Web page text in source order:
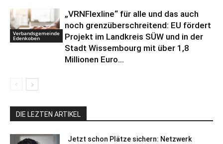
Verbandsgemeinde
Edenkoben
„VRNFlexline“ für alle und das auch
noch grenzüberschreitend: EU fördert
Projekt im Landkreis SÜW und in der
Stadt Wissembourg mit über 1,8
Millionen Euro...
DIE LEZTEN ARTIKEL
Jetzt schon Plätze sichern: Netzwerk